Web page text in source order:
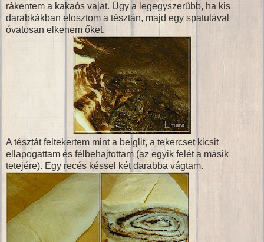
rákentem a kakaós vajat. Úgy a legegyszerűbb, ha kis
darabkákban elosztom a tésztán, majd egy spatulával
óvatosan elkenem őket.
A tésztát feltekertem mint a beiglit, a tekercset kicsit
ellapogattam és félbehajtottam (az egyik felét a másik
tetejére). Egy recés késsel két darabba vágtam.